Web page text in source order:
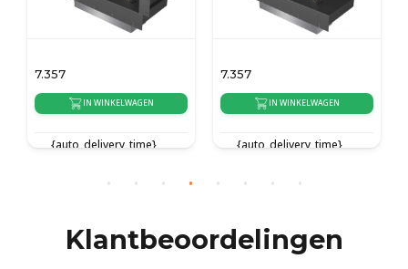
7.357
IN WINKELWAGEN
{auto_delivery_time}
7.357
IN WINKELWAGEN
{auto_delivery_time}
Klantbeoordelingen